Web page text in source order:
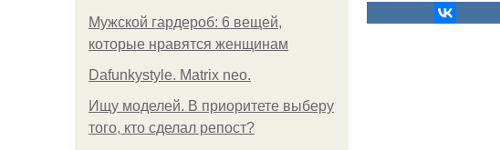
Мужской гардероб: 6 вещей,
которые нравятся женщинам
Dafunkystyle. Matrix neo.
Ищу моделей. В приоритете выберу
того, кто сделал репост?